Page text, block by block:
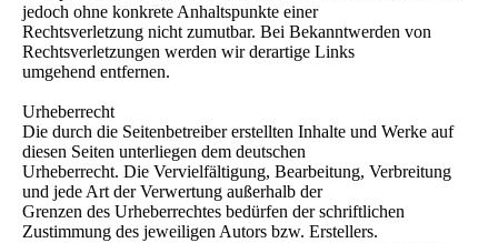
jedoch ohne konkrete Anhaltspunkte einer
Rechtsverletzung nicht zumutbar. Bei Bekanntwerden von
Rechtsverletzungen werden wir derartige Links
umgehend entfernen.
Urheberrecht
Die durch die Seitenbetreiber erstellten Inhalte und Werke auf
diesen Seiten unterliegen dem deutschen
Urheberrecht. Die Vervielfältigung, Bearbeitung, Verbreitung
und jede Art der Verwertung außerhalb der
Grenzen des Urheberrechtes bedürfen der schriftlichen
Zustimmung des jeweiligen Autors bzw. Erstellers.